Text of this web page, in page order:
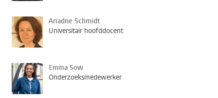
Ariadne Schmidt
Universitair hoofddocent
Emma Sow
Onderzoeksmedewerker